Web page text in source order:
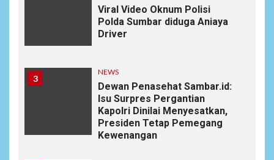
Viral Video Oknum Polisi
Polda Sumbar diduga Aniaya
Driver
3
NEWS
Dewan Penasehat Sambar.id:
Isu Surpres Pergantian
Kapolri Dinilai Menyesatkan,
Presiden Tetap Pemegang
Kewenangan